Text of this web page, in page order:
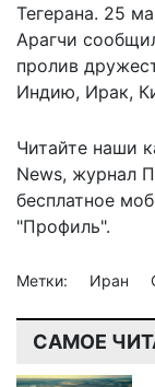
Тегерана. 25
Арагчи
пролив
Индию, Ирак,
Читайте наши
News, журнал
бесплатное
"Профиль".
Метки: Иран
САМОЕ